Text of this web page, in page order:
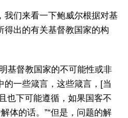
我们来看一下鲍威尔根据对基
得出的有关基督教国家的构
基督教国家的不可能性或非
的一些箴言，这些箴言，[当
也下可能遵循，如果国客不
体的话。”“但是，问题的解